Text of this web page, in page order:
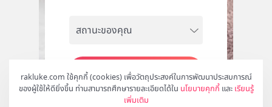
rakluke.com ใช้คุกกี้ (cookies) เพื่อวัตถุประสงค์ในการพัฒนาประสบการณ์
ของผู้ใช้ให้ดียิ่งขึ้น ท่านสามารถศึกษารายละเอียดได้ใน นโยบายคุกกี้ และ เรียนรู้
เพิ่มเติม
สมัคร